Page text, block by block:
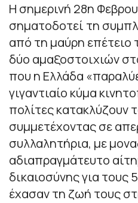
Η σημερινή 28η
σηματοδοτεί τη
από τη μαύρη
δύο αμαξοστοιχιών
που η Ελλάδα
γιγαντιαίο κύμα
πολίτες κατακλύζουν
συμμετέχοντας σε
συλλαλητήρια, με
αδιαπραγμάτευτο
δικαιοσύνης για
έχασαν τη ζωή τους